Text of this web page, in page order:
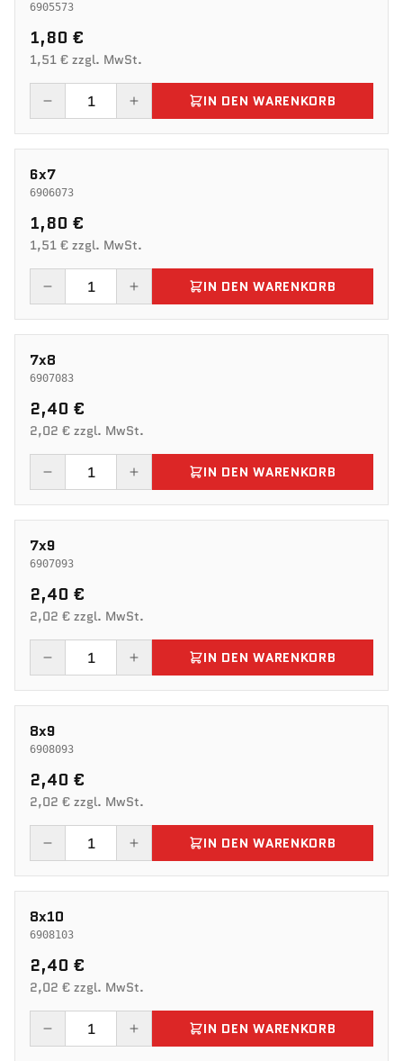
6905573
1,80 €
1,51 € zzgl. MwSt.
IN DEN WARENKORB
6x7
6906073
1,80 €
1,51 € zzgl. MwSt.
IN DEN WARENKORB
7x8
6907083
2,40 €
2,02 € zzgl. MwSt.
IN DEN WARENKORB
7x9
6907093
2,40 €
2,02 € zzgl. MwSt.
IN DEN WARENKORB
8x9
6908093
2,40 €
2,02 € zzgl. MwSt.
IN DEN WARENKORB
8x10
6908103
2,40 €
2,02 € zzgl. MwSt.
IN DEN WARENKORB